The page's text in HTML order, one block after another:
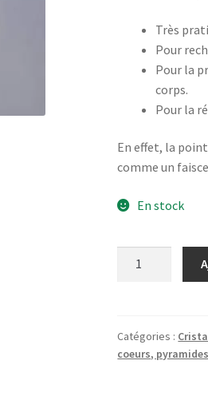
Très
Pour
Pour la
corps.
Pour la
En effet, la
comme un
En stock
Cristal
de
Catégories :
coeurs,